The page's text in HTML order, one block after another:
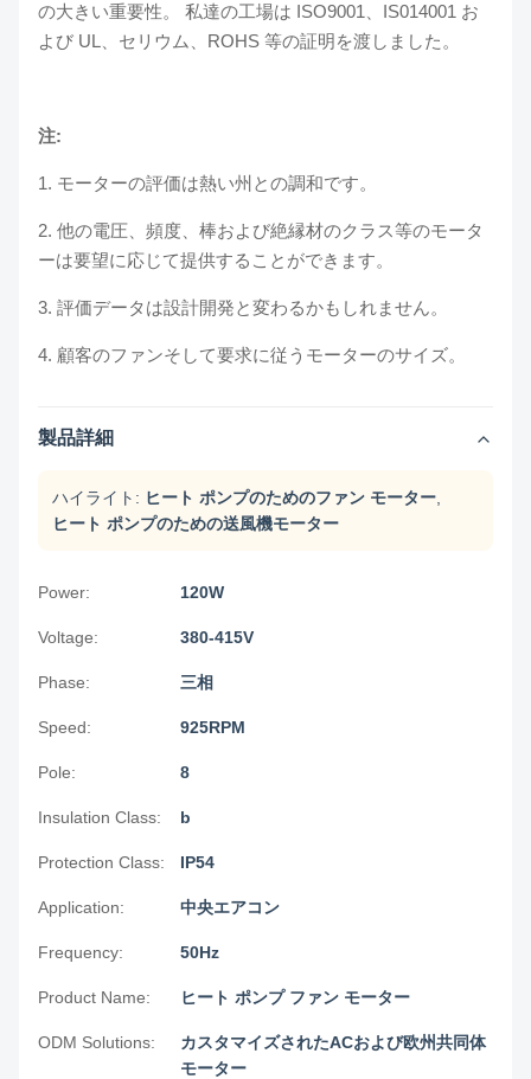
の大きい重要性。 私達の工場は ISO9001、IS014001 お
よび UL、セリウム、ROHS 等の証明を渡しました。
注:
1. モーターの評価は熱い州との調和です。
2. 他の電圧、頻度、棒および絶縁材のクラス等のモータ
ーは要望に応じて提供することができます。
3. 評価データは設計開発と変わるかもしれません。
4. 顧客のファンそして要求に従うモーターのサイズ。
製品詳細
ハイライト: ヒート ポンプのためのファン モーター
ヒート ポンプのための送風機モーター
Power: 120W
Voltage: 380-415V
Phase: 三相
Speed: 925RPM
Pole: 8
Insulation Class: b
Protection Class: IP54
Application: 中央エアコン
Frequency: 50Hz
Product Name: ヒート ポンプ ファン モーター
ODM Solutions:
カスタマイズされたACおよび欧州共同体
モーター